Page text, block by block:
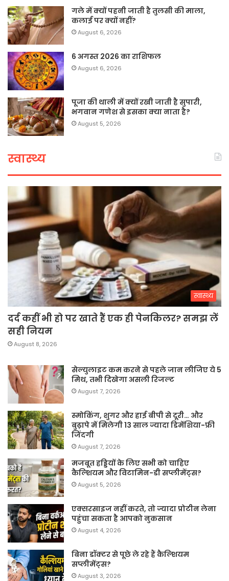
गले में क्यों पहनी जाती है तुलसी की माला,
कलाई पर क्यों नहीं?
August 6, 2026
6 अगस्त 2026 का राशिफल
August 6, 2026
पूजा की थाली में क्यों रखी जाती है सुपारी,
भगवान गणेश से इसका क्या नाता है?
August 5, 2026
स्वास्थ्य
स्वास्थ्य
दर्द कहीं भी हो पर खाते हैं एक ही पेनकिलर? समझ लें
सही नियम
August 8, 2026
सेल्युलाइट कम करने से पहले जान लीजिए ये 5
मिथ, तभी दिखेगा असली रिजल्ट
August 7, 2026
स्मोकिंग, शुगर और हाई बीपी से दूरी… और
बुढ़ापे में मिलेगी 13 साल ज्यादा डिमेंशिया-फ्री
जिंदगी
August 7, 2026
मजबूत हड्डियों के लिए सभी को चाहिए
कैल्शियम और विटामिन-डी सप्लीमेंट्स?
August 5, 2026
एक्सरसाइज नहीं करते, तो ज्यादा प्रोटीन लेना
पहुंचा सकता है आपको नुकसान
August 4, 2026
बिना डॉक्टर से पूछे ले रहे हैं कैल्शियम
सप्लीमेंट्स?
August 3, 2026